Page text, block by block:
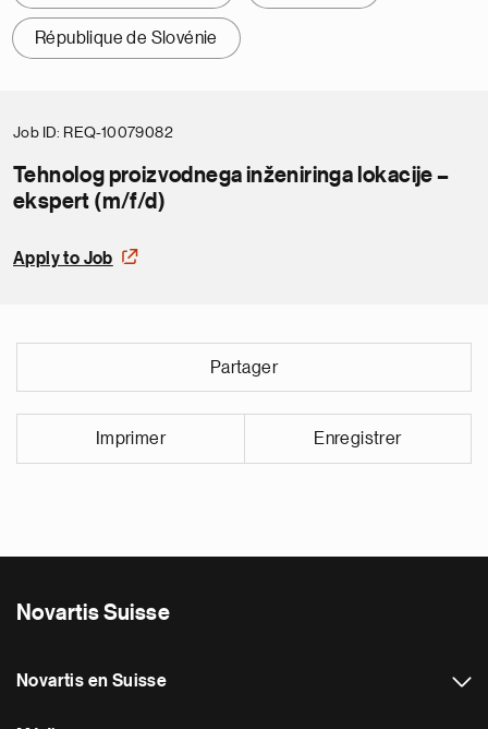
République de Slovénie
Job ID REQ-10079082
Tehnolog proizvodnega inženiringa lokacije –
ekspert (m/f/d)
Apply to Job
Partager
Imprimer Enregistrer
Novartis Suisse
Novartis en Suisse